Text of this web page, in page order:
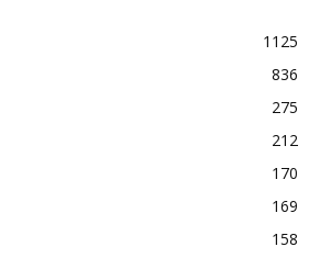
1125
836
275
212
170
169
158